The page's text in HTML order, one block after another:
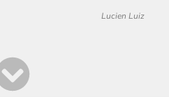
Lucien Luiz